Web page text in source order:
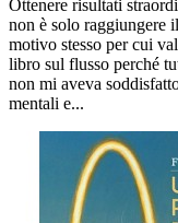
Ottenere risultati
non è solo raggiungere
motivo stesso per cui
libro sul flusso perché
non mi aveva
mentali e...